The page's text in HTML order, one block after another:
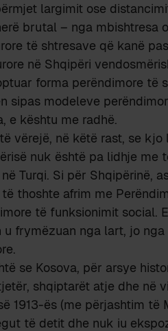
largimit ose
brutal – nga mbishtresa
të shtresave që kanë
në Shqipëri
forma perëndimore të
sipas modeleve
e kështu me radhë.
vërejë, në këtë rast, se
nuk është pa lidhje me
Turqi. Si për Shqipërinë,
thoshte afrim me
të funksionimit social.
frymëzuan nga lart, jo
se Kosova, për arsye
shqiptarët atje dhe në
1913-ës (me përjashtim
të detit dhe nuk iu